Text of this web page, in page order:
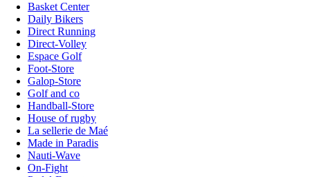
Basket Center
Daily Bikers
Direct Running
Direct-Volley
Espace Golf
Foot-Store
Galop-Store
Golf and co
Handball-Store
House of rugby
La sellerie de Maé
Made in Paradis
Nauti-Wave
On-Fight